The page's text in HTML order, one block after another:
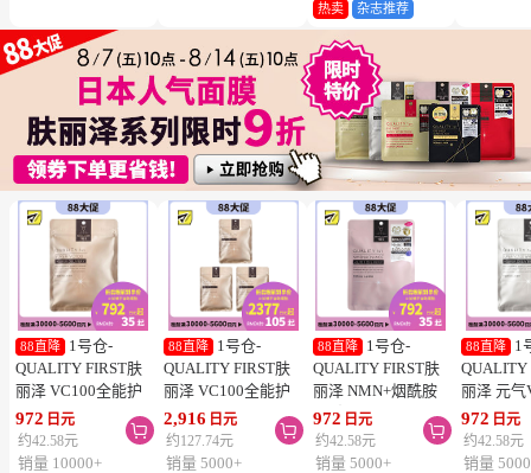
热卖 杂志推荐
88直降
1号仓-
QUALITY FIRST肤
丽泽 VC100全能护
理面膜 7片
972 日元
约42.58元

销量 10000+
88直降
1号仓-
QUALITY FIRST肤
丽泽 VC100全能护
理面膜 7片 3个装
2,916 日元
约127.74元

销量 5000+
88直降
1号仓-
QUALITY FIRST肤
丽泽 NMN+烟酰胺
多重焕活面膜 7片
972 日元
约42.58元

销量 5000+
88直降
1
QUALITY
丽泽 元气
白保湿面
维生素C
片
972 日元
约42.58元
销量